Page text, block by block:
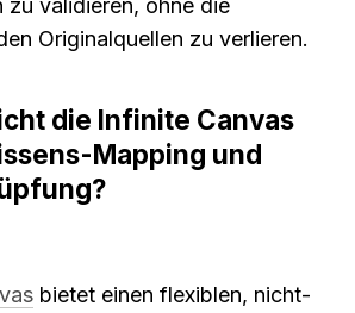
zu validieren, ohne die
Originalquellen zu verlieren.
die Infinite Canvas
Mapping und
bietet einen flexiblen, nicht-